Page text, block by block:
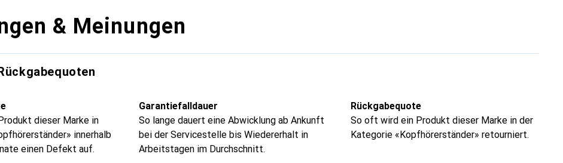
& Meinungen
dieser Marke in
innerhalb
einen Defekt auf.
Garantiefalldauer
So lange dauert eine Abwicklung ab Ankunft
bei der Servicestelle bis Wiedererhalt in
Arbeitstagen im Durchschnitt.
Rückgabequote
So oft wird ein Produkt dieser Marke in der
Kategorie «Kopfhörerständer» retourniert.